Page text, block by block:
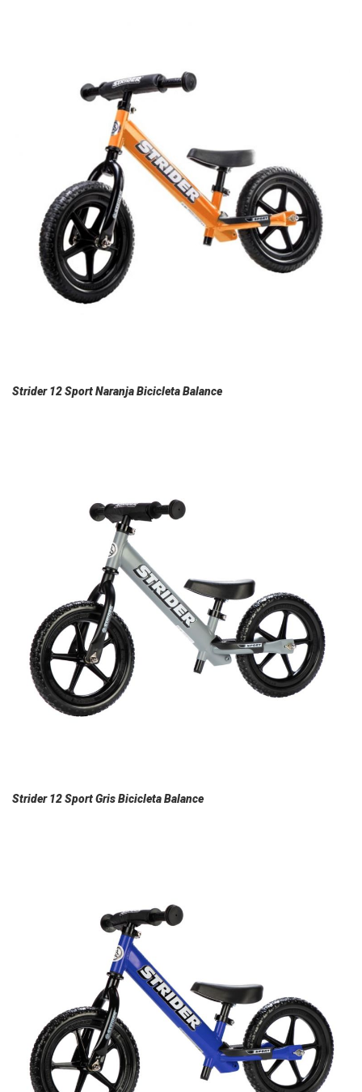
Strider 12 Sport Naranja Bicicleta Balance
Strider 12 Sport Gris Bicicleta Balance